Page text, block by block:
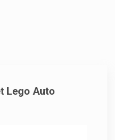
Lego Auto